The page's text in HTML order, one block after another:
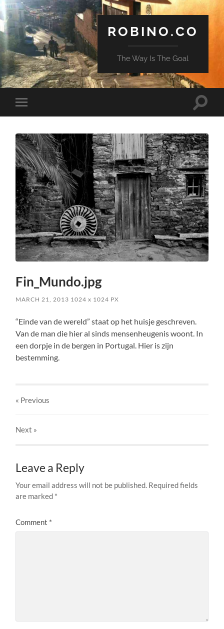
ROBINO.CO
The Way Is The Goal
Toggle
mobile
Toggle
Fin_Mundo.jpg
MARCH 21, 2013 1024x 1024 PX
“Einde van de wereld” staat op het huisje geschreven.
Van de man die hier al sinds mensenheugenis woont. In
een dorpje in de bergen in Portugal. Hier is zijn
bestemming.
« Previous
Next »
Leave a Reply
Your email address will not be published. Required fields
are marked *
Comment *